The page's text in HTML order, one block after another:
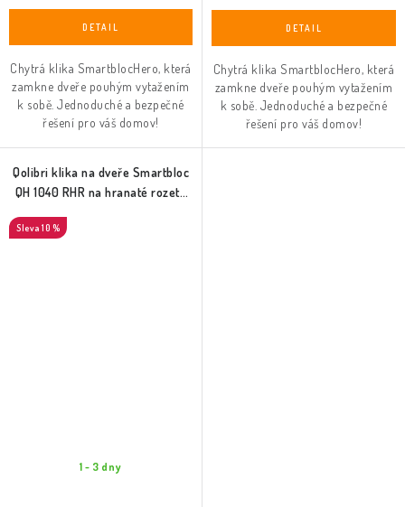
Chytrá klika SmartblocHero, která
zamkne dveře pouhým vytažením
k sobě. Jednoduché a bezpečné
řešení pro váš domov!
Chytrá klika SmartblocHero, která
zamkne dveře pouhým vytažením
k sobě. Jednoduché a bezpečné
řešení pro váš domov!
Qolibri klika na dveře Smartbloc
QH 1040 RHR na hranaté rozetě
10 %
1 - 3 dny